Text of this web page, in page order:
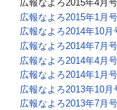
広報なよろ2015年4月
広報なよろ2015年1月
広報なよろ2014年10月
広報なよろ2014年7月
広報なよろ2014年4月号
広報なよろ2014年1月号
広報なよろ2013年10月
広報なよろ2013年7月号